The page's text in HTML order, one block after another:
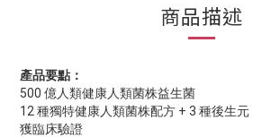
商品描述
產品要點：
500 億人類健康人類菌株益生菌
12 種獨特健康人類菌株配方 + 3 種後生元
獲臨床驗證